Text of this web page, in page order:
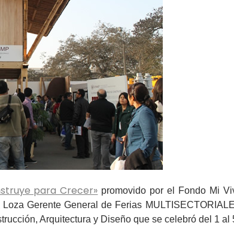
para Crecer» promovido por el Fondo Mi
Gerente General de Ferias
Arquitectura y Diseño que se celebró del 1 al